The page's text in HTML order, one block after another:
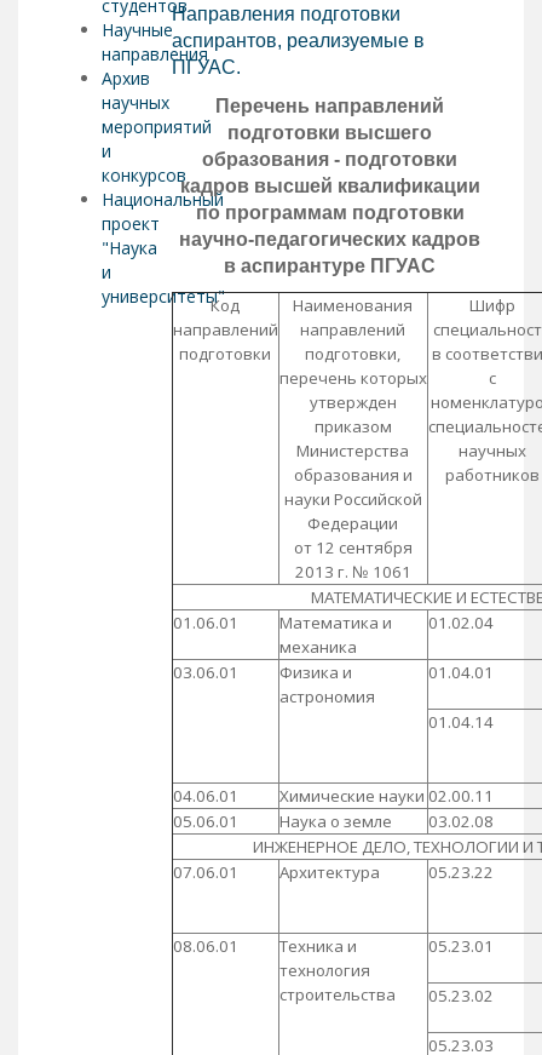
студентов
Научные
направления
Архив
научных
мероприятий
и
конкурсов
Национальный
проект
"Наука
и
университеты"
Направления подготовки
аспирантов, реализуемые в
ПГУАС.
Перечень направлений
подготовки высшего
образования - подготовки
кадров высшей квалификации
по программам подготовки
научно-педагогических кадров
в аспирантуре ПГУАС
Код
направлений
подготовки
Наименования
направлений
подготовки,
перечень которых
утвержден
приказом
Министерства
образования и
науки Российской
Федерации
от 12 сентября
2013 г. № 1061
Шифр
в
с
научных
работников
МАТЕМАТИЧЕСКИЕ И
01.06.01
Математика и
механика
01.02.04
03.06.01
Физика и
астрономия
01.04.01
01.04.14
04.06.01 Химические науки 02.00.11
05.06.01
Наука о земле
03.02.08
ИНЖЕНЕРНОЕ ДЕЛО, ТЕХНОЛОГИИ И
07.06.01
Архитектура 05.23.22
08.06.01
Техника и
технология
строительства
05.23.01
05.23.02
05.23.03